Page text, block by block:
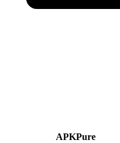
APKPure